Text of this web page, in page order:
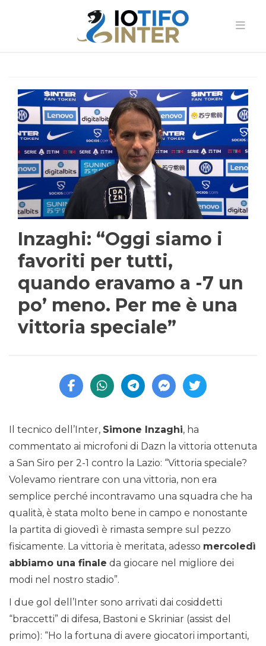
Inzaghi: “Oggi siamo i
favoriti per tutti,
quando eravamo a -7 un
po’ meno. Per me è una
vittoria speciale”
Il tecnico dell’Inter, Simone Inzaghi, ha
commentato ai microfoni di Dazn la vittoria ottenuta
a San Siro per 2-1 contro la Lazio: “Vittoria speciale?
Volevamo rientrare con una vittoria, non era
semplice perché incontravamo una squadra che ha
qualità, è stata molto bene in campo e nonostante
la partita di giovedì è rimasta sempre sul pezzo
fisicamente. La vittoria è meritata, adesso mercoledì
abbiamo una finale da giocare nel migliore dei
modi nel nostro stadio”.
I due gol dell’Inter sono arrivati dai cosiddetti
“braccetti” di difesa, Bastoni e Skriniar (assist del
primo): “Ho la fortuna di avere giocatori importanti,